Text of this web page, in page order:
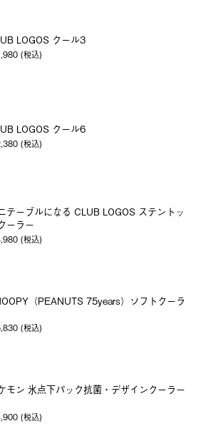
LOGOS クール3
(税込)
LOGOS クール6
(税込)
テーブルになる CLUB LOGOS ステントッ
ーラー
(税込)
（PEANUTS 75years）ソフトクーラ
(税込)
モン 氷点下パック抗菌・デザインクーラー
(税込)